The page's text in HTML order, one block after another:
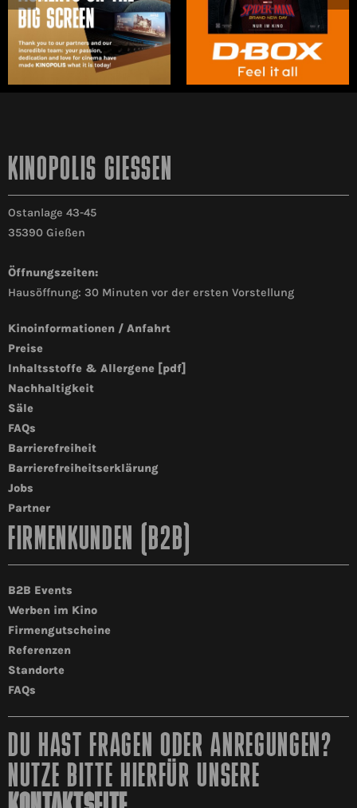
KINOPOLIS GIESSEN
Ostanlage 43-45
35390 Gießen
Öffnungszeiten:
Hausöffnung: 30 Minuten vor der ersten Vorstellung
Kinoinformationen / Anfahrt
Preise
Inhaltsstoffe & Allergene [pdf]
Nachhaltigkeit
Säle
FAQs
Barrierefreiheit
Barrierefreiheitserklärung
Jobs
Partner
FIRMENKUNDEN (B2B)
B2B Events
Werben im Kino
Firmengutscheine
Referenzen
Standorte
FAQs
DU HAST FRAGEN ODER ANREGUNGEN?
NUTZE BITTE HIERFÜR UNSERE